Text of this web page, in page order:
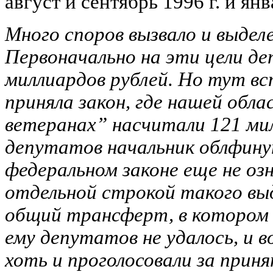
Много споров вызвало и
Первоначально на эти цели
миллиардов рублей. Но тут
приняла закон, где нашей
ветеранах” насчитали 121
депутатов начальник
федеральном законе еще не
отдельной строкой такого
общий трансферт, в котором
ему депутатов не удалось,
хоть и проголосовали за